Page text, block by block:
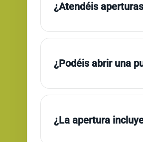
¿Atendéis
¿Podéis abrir una
¿La apertura